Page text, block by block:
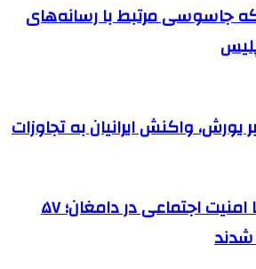
جاسوسی مرتبط با رسانه‌های
یورش، واکنش ایرانیان به تجاوزات
اجرای طرح ارتقا امنیت اجتماعی در دامغان؛ ۵۷